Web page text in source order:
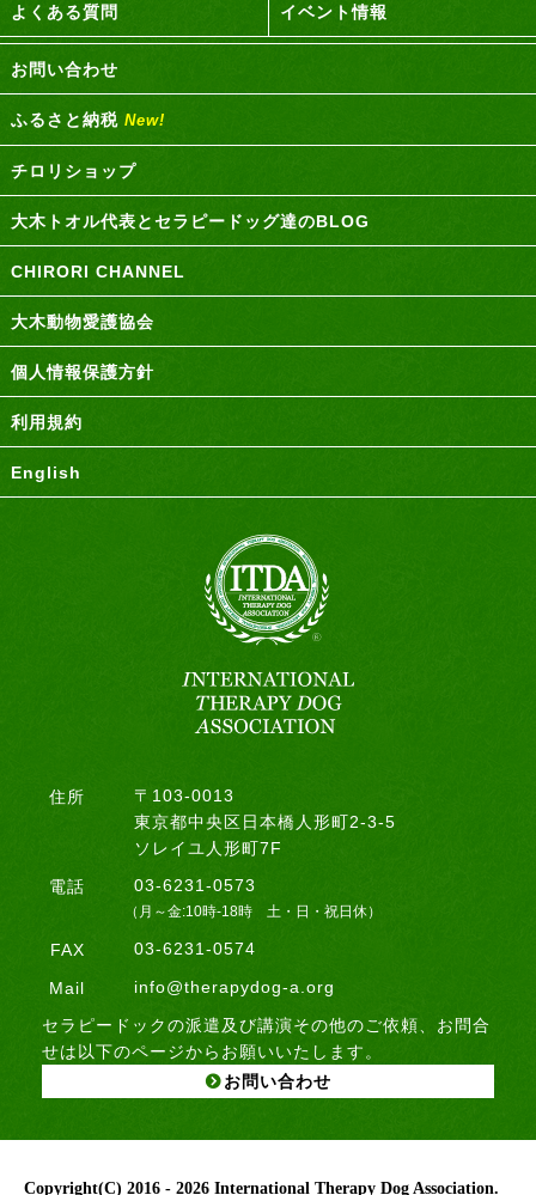
よくある質問 イベント情報
お問い合わせ
ふるさと納税 New!
チロリショップ
大木トオル代表とセラピードッグ達のBLOG
CHIRORI CHANNEL
大木動物愛護協会
個人情報保護方針
利用規約
English
住所
〒103-0013
東京都中央区日本橋人形町2-3-5
ソレイユ人形町7F
電話
03-6231-0573
（月～金:10時-18時 土・日・祝日休）
FAX 03-6231-0574
Mail
info@therapydog-a.org
セラピードックの派遣及び講演その他のご依頼、お問合
せは以下のページからお願いいたします。
お問い合わせ
Copyright(C) 2016 - 2026 International Therapy Dog Association.